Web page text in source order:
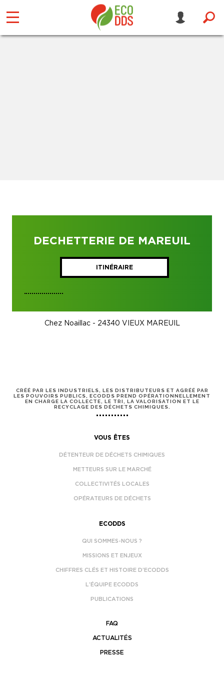
DECHETTERIE DE MAREUIL
ITINÉRAIRE
Chez Noaillac - 24340 VIEUX MAREUIL
CRÉÉ PAR LES INDUSTRIELS, LES DISTRIBUTEURS ET AGRÉÉ PAR
LES POUVOIRS PUBLICS, ECODDS PREND OPÉRATIONNELLEMENT
EN CHARGE LA COLLECTE, LE TRI, LA VALORISATION ET LE
RECYCLAGE DES DÉCHETS CHIMIQUES.
VOUS ÊTES
DÉTENTEUR DE DÉCHETS CHIMIQUES
METTEURS SUR LE MARCHÉ
COLLECTIVITÉS LOCALES
OPÉRATEURS DE DÉCHETS
ECODDS
QUI SOMMES-NOUS ?
MISSIONS ET ENJEUX
CHIFFRES CLÉS ET HISTOIRE D’ECODDS
L’ÉQUIPE ECODDS
PUBLICATIONS
FAQ
ACTUALITÉS
PRESSE